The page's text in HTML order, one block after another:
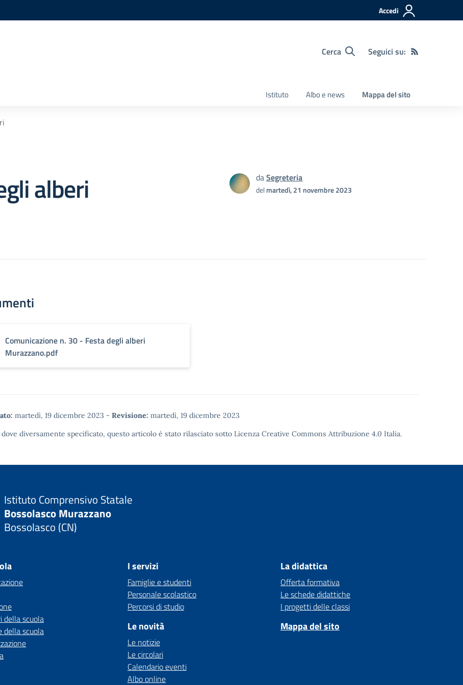
Accedi
Cerca Seguici su:
Istituto Albo e news Mappa del sito
alberi daSegreteria
delmartedì, 21 novembre 2023
Comunicazione n. 30 - Festa degli alberi
Murazzano.pdf
martedì, 19 dicembre 2023 - Revisione: martedì, 19 dicembre 2023
diversamente specificato, questo articolo è stato rilasciato sotto Licenza Creative Commons Attribuzione 4.0 Italia.
Istituto Comprensivo Statale
Bossolasco Murazzano
Bossolasco (CN)
della scuola
della scuola
I servizi
Famiglie e studenti
Personale scolastico
Percorsi di studio
Le novità
Le notizie
Le circolari
Calendario eventi
Albo online
La didattica
Offerta formativa
Le schede didattiche
I progetti delle classi
Mappa del sito